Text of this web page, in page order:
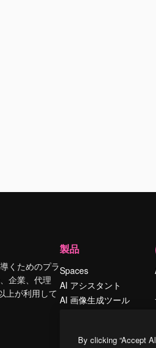
くためのプラ
企業、代理
上が利用して
製品
Spaces
AI アシスタント
AI 画像生成ツール
ストックコンテン
By clicking “Accept